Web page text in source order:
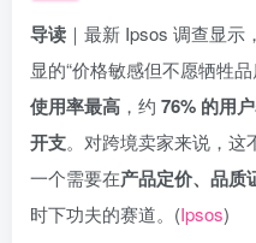
导读 ｜最新 Ipsos 调查显
显的“价格敏感但不愿牺牲品
使用率最高 ，约 76% 的用
开支。对跨境卖家来说，
一个需要在产品定价、品质
时下功夫的赛道。(Ipsos)